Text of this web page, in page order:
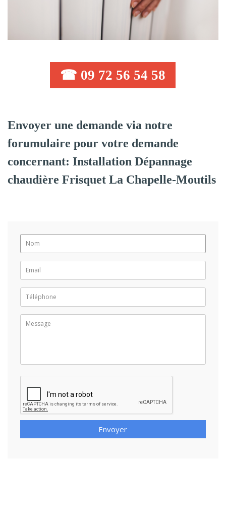
☎ 09 72 56 54 58
Envoyer une demande via notre
forumulaire pour votre demande
concernant: Installation Dépannage
chaudière Frisquet La Chapelle-Moutils
Envoyer